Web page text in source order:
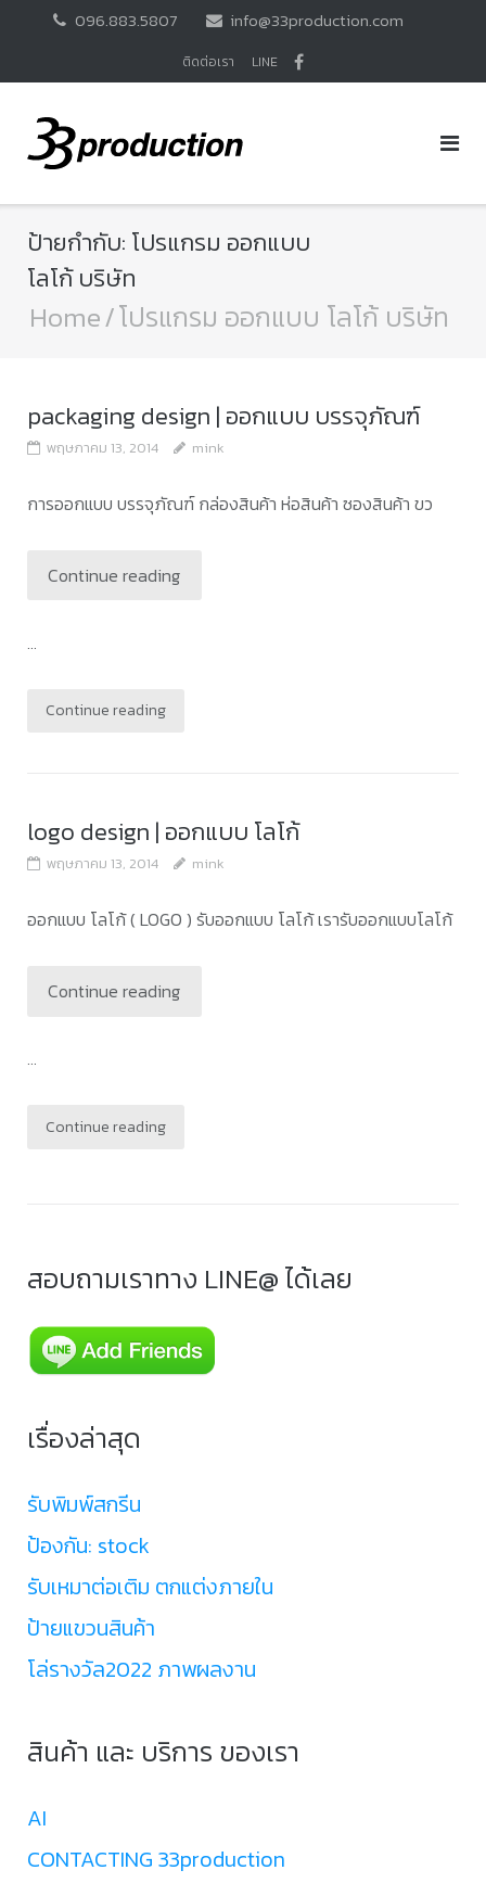
096.883.5807 info@33production.com
ติดต่อเรา LINE
ป้ายกำกับ: โปรแกรม ออกแบบ
โลโก้ บริษัท
Home/โปรแกรม ออกแบบ โลโก้ บริษัท
packaging design | ออกแบบ บรรจุภัณฑ์
พฤษภาคม 13, 2014 mink
การออกแบบ บรรจุภัณฑ์ กล่องสินค้า ห่อสินค้า ซองสินค้า ขว
Continue reading
...
Continue reading
logo design | ออกแบบ โลโก้
พฤษภาคม 13, 2014 mink
ออกแบบ โลโก้ ( LOGO ) รับออกแบบ โลโก้ เรารับออกแบบโลโก้
Continue reading
...
Continue reading
สอบถามเราทาง LINE@ ได้เลย
เรื่องล่าสุด
รับพิมพ์สกรีน
ป้องกัน: stock
รับเหมาต่อเติม ตกแต่งภายใน
ป้ายแขวนสินค้า
โล่รางวัล2022 ภาพผลงาน
สินค้า และ บริการ ของเรา
AI
CONTACTING 33production